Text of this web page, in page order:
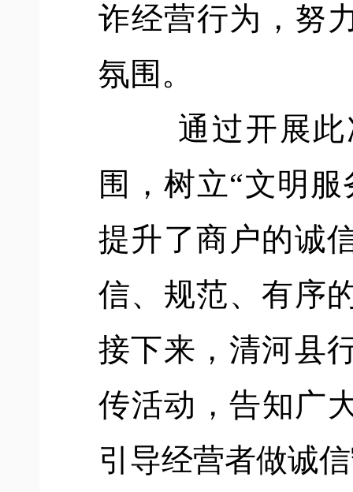
诈经营行为，努
氛围。
通过开展
围，树立“文明
提升了商户的诚
信、规范、有序
接下来， 清河县
传活动，告知广
引导经营者做诚